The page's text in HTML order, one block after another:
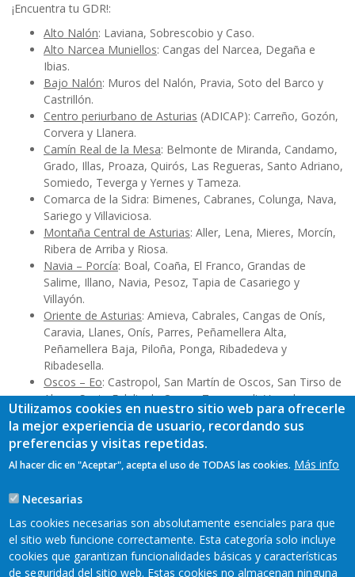
¡Encuentra tu GDR!:
Alto Nalón: Laviana, Sobrescobio y Caso.
Alto Narcea Muniellos: Cangas del Narcea, Degaña e
Ibias.
Bajo Nalón: Muros del Nalón, Pravia, Soto del Barco y
Castrillón.
Centro periurbano de Asturias (ADICAP): Carreño, Gozón,
Corvera y Llanera.
Camín Real de la Mesa: Belmonte de Miranda, Candamo,
Grado, Illas, Proaza, Quirós, Las Regueras, Santo Adriano,
Somiedo, Teverga y Yernes y Tameza.
Comarca de la Sidra: Bimenes, Cabranes, Colunga, Nava,
Sariego y Villaviciosa.
Montaña Central de Asturias: Aller, Lena, Mieres, Morcín,
Ribera de Arriba y Riosa.
Navia – Porcía: Boal, Coaña, El Franco, Grandas de
Salime, Illano, Navia, Pesoz, Tapia de Casariego y
Villayón.
Oriente de Asturias: Amieva, Cabrales, Cangas de Onís,
Caravia, Llanes, Onís, Parres, Peñamellera Alta,
Peñamellera Baja, Piloña, Ponga, Ribadedeva y
Ribadesella.
Oscos – Eo: Castropol, San Martín de Oscos, San Tirso de
Abres, Santa Eulalia de Oscos, Taramundi, Vegadeo y
Villanueva de Oscos.
Valle del Ese – Entrecabos: Allande, Cudillero, Salas, Tineo
y Valdés.
TAGS
Utilizamos cookies en nuestro sitio web para ofrecerle
la mejor experiencia de usuario, recordando sus
preferencias y visitas repetidas.
Al hacer clic en "Aceptar", acepta el uso de TODAS las cookies. Más info
Necesarias
Las cookies necesarias son absolutamente esenciales para que
el sitio web funcione correctamente. Esta categoría solo incluye
cookies que garantizan funcionalidades básicas y características
de seguridad del sitio web. Estas cookies no almacenan ninguna